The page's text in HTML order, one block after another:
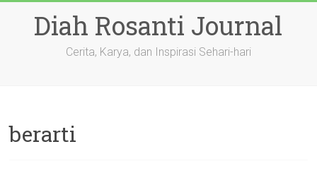
contentDiah Rosanti Journal
Cerita, Karya, dan Inspirasi Sehari-hari
berarti